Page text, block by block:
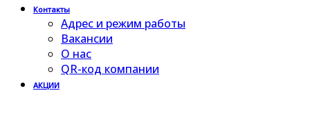
Контакты
Адрес и режим работы
Вакансии
О нас
QR-код компании
АКЦИИ